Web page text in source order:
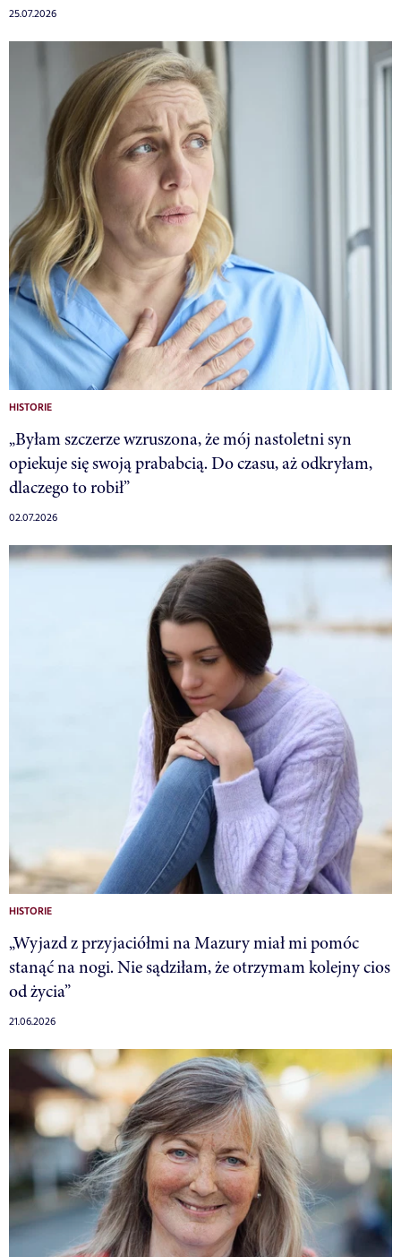
25.07.2026
HISTORIE
„Byłam szczerze wzruszona, że mój nastoletni syn
opiekuje się swoją prababcią. Do czasu, aż odkryłam,
dlaczego to robił”
02.07.2026
HISTORIE
„Wyjazd z przyjaciółmi na Mazury miał mi pomóc
stanąć na nogi. Nie sądziłam, że otrzymam kolejny cios
od życia”
21.06.2026